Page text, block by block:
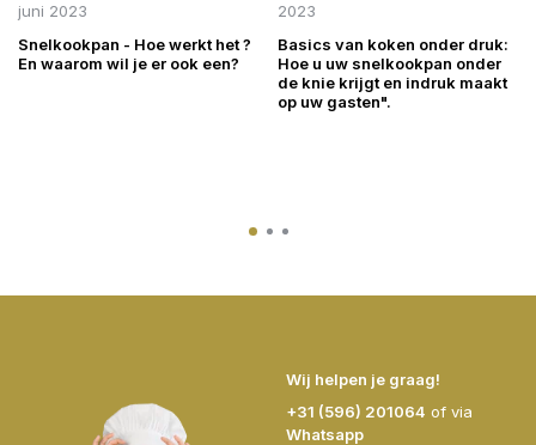
juni 2023
Snelkookpan - Hoe werkt het ?
En waarom wil je er ook een?
2023
Basics van koken onder druk:
Hoe u uw snelkookpan onder
de knie krijgt en indruk maakt
op uw gasten".
Wij helpen je graag!
+31 (596) 201064 of via
Whatsapp